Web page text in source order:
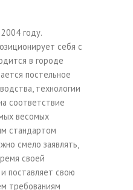
году.
себя с
в городе
постельное
технологии
соответствие
весомых
стандартом
смело заявлять,
своей
поставляет свою
требованиям